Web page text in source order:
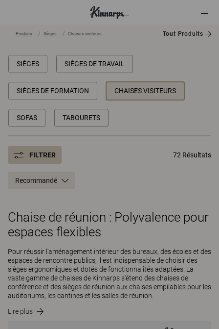
Produits Sièges Chaises visiteurs Tout Produits
SIÈGES SIÈGES DE TRAVAIL
SIÈGES DE FORMATION CHAISES VISITEURS
SOFAS TABOURETS
FILTRER 72 Résultats
Recommandé
Chaise de réunion : Polyvalence pour
espaces flexibles
Pour réussir l'aménagement intérieur des bureaux, des écoles et des
espaces de rencontre publics, il est indispensable de choisir des
sièges ergonomiques et dotés de fonctionnalités adaptées. La
vaste gamme de chaises de Kinnarps s'étend des chaises de
conférence et des sièges de réunion aux chaises empilables pour les
auditoriums, les cantines et les salles de réunion.
Lire plus